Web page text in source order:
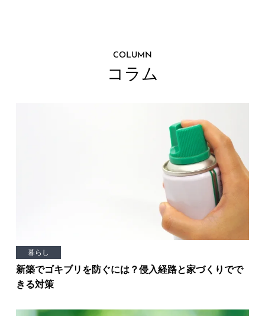
COLUMN
コラム
暮らし
新築でゴキブリを防ぐには？侵入経路と家づくりでで
きる対策